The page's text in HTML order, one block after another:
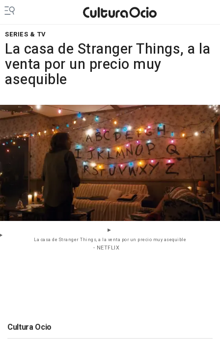
SERIES & TV
La casa de Stranger Things, a la
venta por un precio muy
asequible
La casa de Stranger Things, a la venta por un precio muy asequible
- NETFLIX
Cultura Ocio